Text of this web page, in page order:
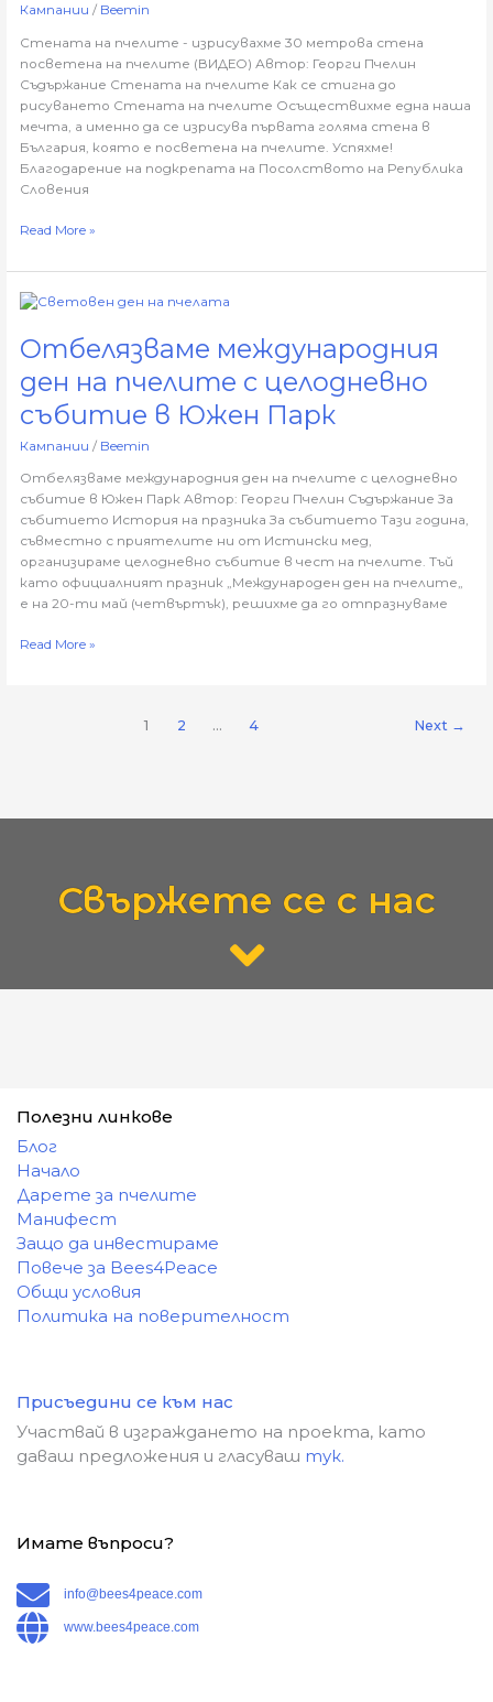
Кампании / Beemin
Стената на пчелите - изрисувахме 30 метрова стена
посветена на пчелите (ВИДЕО) Автор: Георги Пчелин
Съдържание Стената на пчелите Как се стигна до
рисуването Стената на пчелите Осъществихме една наша
мечта, а именно да се изрисува първата голяма стена в
България, която е посветена на пчелите. Успяхме!
Благодарение на подкрепата на Посолството на Република
Словения
стена
(ВИДЕО)
Read More »
Отбелязваме международния
ден на пчелите с целодневно
събитие в Южен Парк
Кампании / Beemin
Отбелязваме международния ден на пчелите с целодневно
събитие в Южен Парк Автор: Георги Пчелин Съдържание За
събитието История на празника За събитието Тази година,
съвместно с приятелите ни от Истински мед,
организираме целодневно събитие в чест на пчелите. Тъй
като официалният празник „Международен ден на пчелите„
е на 20-ти май (четвъртък), решихме да го отпразнуваме
Отбелязваме
ден
на
пчелите
целодневно
събитие
Read More »
1 2 … 4 Next →
Свържете се с нас
Полезни линкове
Блог
Начало
Дарете за пчелите
Манифест
Защо да инвестираме
Повече за Bees4Peace
Общи условия
Политика на поверителност
Присъедини се към нас
Участвай в изграждането на проекта, като
даваш предложения и гласуваш тук.
Имате въпроси?
info@bees4peace.com
www.bees4peace.com